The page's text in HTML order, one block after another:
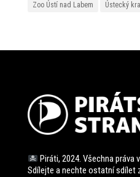
Zoo Ústí nad Labem
Ústecký
Piráti, 2024. Všechna práva
Sdílejte a nechte ostatní sdílet